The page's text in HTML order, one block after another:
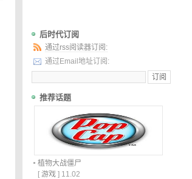
后时代订阅
通过rss阅读器订阅:
通过Email地址订阅:
推荐话题
植物大战僵尸
[ 游戏 ] 11.02